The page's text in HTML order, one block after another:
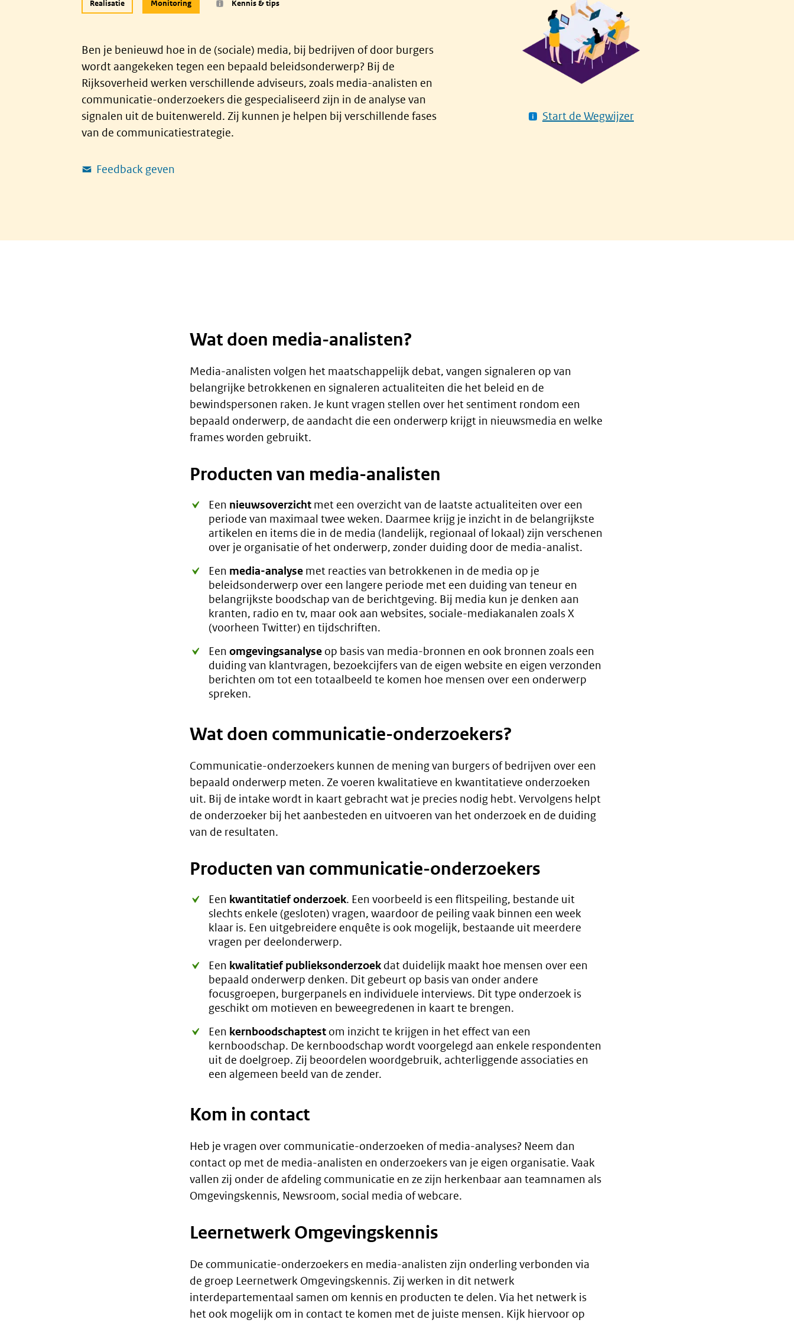
Realisatie Monitoring Kennis & tips
Ben je benieuwd hoe in de (sociale) media, bij bedrijven of door burgers
wordt aangekeken tegen een bepaald beleidsonderwerp? Bij de
Rijksoverheid werken verschillende adviseurs, zoals media-analisten en
communicatie-onderzoekers die gespecialiseerd zijn in de analyse van
signalen uit de buitenwereld. Zij kunnen je helpen bij verschillende fases
van de communicatiestrategie.
Feedback geven
Start de Wegwijzer
Wat doen media-analisten?
Media-analisten volgen het maatschappelijk debat, vangen signaleren op van
belangrijke betrokkenen en signaleren actualiteiten die het beleid en de
bewindspersonen raken. Je kunt vragen stellen over het sentiment rondom een
bepaald onderwerp, de aandacht die een onderwerp krijgt in nieuwsmedia en welke
frames worden gebruikt.
Producten van media-analisten
Een nieuwsoverzicht met een overzicht van de laatste actualiteiten over een
periode van maximaal twee weken. Daarmee krijg je inzicht in de belangrijkste
artikelen en items die in de media (landelijk, regionaal of lokaal) zijn verschenen
over je organisatie of het onderwerp, zonder duiding door de media-analist.
Een media-analyse met reacties van betrokkenen in de media op je
beleidsonderwerp over een langere periode met een duiding van teneur en
belangrijkste boodschap van de berichtgeving. Bij media kun je denken aan
kranten, radio en tv, maar ook aan websites, sociale-mediakanalen zoals X
(voorheen Twitter) en tijdschriften.
Eenomgevingsanalyse op basis van media-bronnen en ook bronnen zoals een
duiding van klantvragen, bezoekcijfers van de eigen website en eigen verzonden
berichten om tot een totaalbeeld te komen hoe mensen over een onderwerp
spreken.
Wat doen communicatie-onderzoekers?
Communicatie-onderzoekers kunnen de mening van burgers of bedrijven over een
bepaald onderwerp meten. Ze voeren kwalitatieve en kwantitatieve onderzoeken
uit. Bij de intake wordt in kaart gebracht wat je precies nodig hebt. Vervolgens helpt
de onderzoeker bij het aanbesteden en uitvoeren van het onderzoek en de duiding
van de resultaten.
Producten van communicatie-onderzoekers
Een kwantitatief onderzoek. Een voorbeeld is een flitspeiling, bestande uit
slechts enkele (gesloten) vragen, waardoor de peiling vaak binnen een week
klaar is. Een uitgebreidere enquête is ook mogelijk, bestaande uit meerdere
vragen per deelonderwerp.
Een kwalitatief publieksonderzoekdat duidelijk maakt hoe mensen over een
bepaald onderwerp denken. Dit gebeurt op basis van onder andere
focusgroepen, burgerpanels en individuele interviews. Dit type onderzoek is
geschikt om motieven en beweegredenen in kaart te brengen.
Een kernboodschaptest om inzicht te krijgen in het effect van een
kernboodschap. De kernboodschap wordt voorgelegd aan enkele respondenten
uit de doelgroep. Zij beoordelen woordgebruik, achterliggende associaties en
een algemeen beeld van de zender.
Kom in contact
Heb je vragen over communicatie-onderzoeken of media-analyses? Neem dan
contact op met de media-analisten en onderzoekers van je eigen organisatie. Vaak
vallen zij onder de afdeling communicatie en ze zijn herkenbaar aan teamnamen als
Omgevingskennis, Newsroom, social media of webcare.
Leernetwerk Omgevingskennis
De communicatie-onderzoekers en media-analisten zijn onderling verbonden via
de groep Leernetwerk Omgevingskennis. Zij werken in dit netwerk
interdepartementaal samen om kennis en producten te delen. Via het netwerk is
het ook mogelijk om in contact te komen met de juiste mensen. Kijk hiervoor op